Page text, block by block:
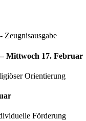
Zeugnisausgabe
Mittwoch 17. Februar
Orientierung
Förderung